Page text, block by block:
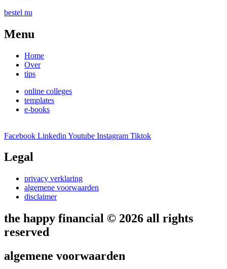
bestel nu
Menu
Home
Over
tips
online colleges
templates
e-books
Facebook Linkedin Youtube Instagram Tiktok
Legal
privacy verklaring
algemene voorwaarden
disclaimer
the happy financial © 2026 all rights
reserved
algemene voorwaarden